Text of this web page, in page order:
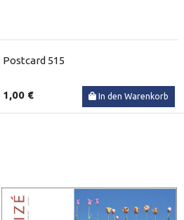
Postcard 515
1,00 € In den Warenkorb